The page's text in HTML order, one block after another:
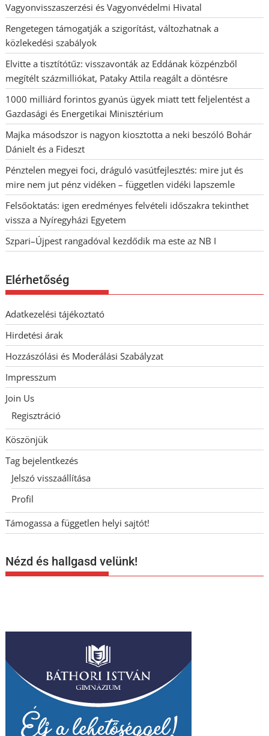
Vagyonvisszaszerzési és Vagyonvédelmi Hivatal
Rengetegen támogatják a szigorítást, változhatnak a
közlekedési szabályok
Elvitte a tisztítótűz: visszavonták az Eddának közpénzből
megítélt százmilliókat, Pataky Attila reagált a döntésre
1000 milliárd forintos gyanús ügyek miatt tett feljelentést a
Gazdasági és Energetikai Minisztérium
Majka másodszor is nagyon kiosztotta a neki beszóló Bohár
Dánielt és a Fideszt
Pénztelen megyei foci, dráguló vasútfejlesztés: mire jut és
mire nem jut pénz vidéken – független vidéki lapszemle
Felsőoktatás: igen eredményes felvételi időszakra tekinthet
vissza a Nyíregyházi Egyetem
Szpari–Újpest rangadóval kezdődik ma este az NB I
Elérhetőség
Adatkezelési tájékoztató
Hirdetési árak
Hozzászólási és Moderálási Szabályzat
Impresszum
Join Us
Regisztráció
Köszönjük
Tag bejelentkezés
Jelszó visszaállítása
Profil
Támogassa a független helyi sajtót!
Nézd és hallgasd velünk!